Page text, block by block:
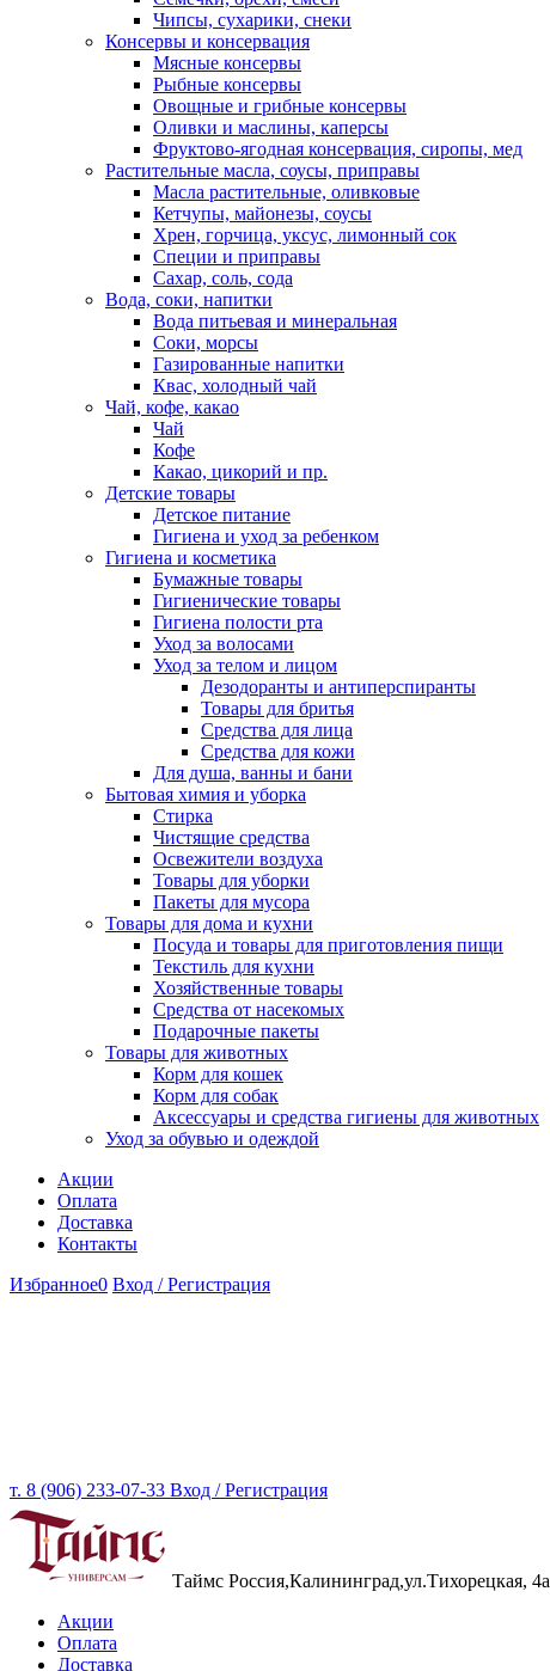
Чипсы, сухарики, снеки
Консервы и консервация
Мясные консервы
Рыбные консервы
Овощные и грибные консервы
Оливки и маслины, каперсы
Фруктово-ягодная консервация, сиропы, мед
Растительные масла, соусы, приправы
Масла растительные, оливковые
Кетчупы, майонезы, соусы
Хрен, горчица, уксус, лимонный сок
Специи и приправы
Сахар, соль, сода
Вода, соки, напитки
Вода питьевая и минеральная
Соки, морсы
Газированные напитки
Квас, холодный чай
Чай, кофе, какао
Чай
Кофе
Какао, цикорий и пр.
Детские товары
Детское питание
Гигиена и уход за ребенком
Гигиена и косметика
Бумажные товары
Гигиенические товары
Гигиена полости рта
Уход за волосами
Уход за телом и лицом
Дезодоранты и антиперспиранты
Товары для бритья
Средства для лица
Средства для кожи
Для душа, ванны и бани
Бытовая химия и уборка
Стирка
Чистящие средства
Освежители воздуха
Товары для уборки
Пакеты для мусора
Товары для дома и кухни
Посуда и товары для приготовления пищи
Текстиль для кухни
Хозяйственные товары
Средства от насекомых
Подарочные пакеты
Товары для животных
Корм для кошек
Корм для собак
Аксессуары и средства гигиены для животных
Уход за обувью и одеждой
Акции
Оплата
Доставка
Контакты
Избранное0 Вход / Регистрация
т. 8 (906) 233-07-33 Вход / Регистрация
Таймс Россия,Калининград,ул.Тихорецкая, 4а
Акции
Оплата
Доставка